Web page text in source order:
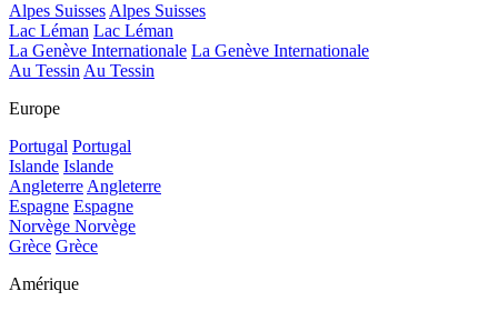
Alpes SuissesAlpes Suisses
Lac Léman Lac Léman
La Genève Internationale La Genève Internationale
Au TessinAu Tessin
Europe
Portugal Portugal
Islande Islande
AngleterreAngleterre
Espagne Espagne
Norvège Norvège
Grèce Grèce
Amérique